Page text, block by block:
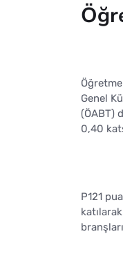
Genel
(ÖABT)
0,40
P121